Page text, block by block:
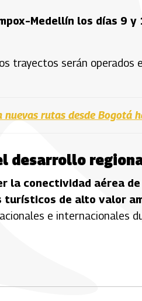
los días 9 y
trayectos serán operados
rutas desde Bogotá
desarrollo
la conectividad aérea
turísticos de alto valor
e internacionales